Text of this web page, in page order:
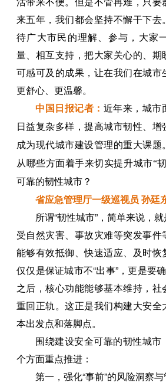
来五年，我们都会坚持不懈干下去
待广大市民的理解、参与，大家
量、相互支持，把大家关心的、期
可感可及的成果，让在我们在城市
更舒心、更温馨。
中国日报记者： 近年来，城市
日益复杂多样，提高城市韧性、增
成为现代城市建设管理的重大课题
从哪些方面着手来切实提升城市“
可靠的韧性城市？
省应急管理厅一级巡视员 孙廷
所谓“韧性城市”，简单来说，
受自然灾害、事故灾难等突发事件
能够有效抵御、快速适应、及时恢
仅仅是保证城市不“出事”，更是要
之后，核心功能能够基本维持，社
重回正轨。这正是我们构建大安全
本出发点和落脚点。
围绕建设安全可靠的韧性城市
个方面重点推进：
第一，强化“事前”的风险洞察